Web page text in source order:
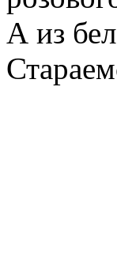
А из